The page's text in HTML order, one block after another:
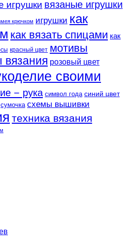
игрушки вязаные игрушки
крючком игрушки как
как вязать спицами как
красный цвет мотивы
розовый цвет
своими
− рука символ года синий цвет
сумочка схемы вышивки
техника вязания